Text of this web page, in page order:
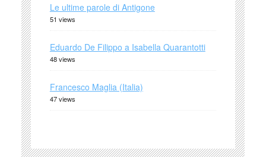
Le ultime parole di Antigone
51 views
Eduardo De Filippo a Isabella Quarantotti
48 views
Francesco Maglia (Italia)
47 views